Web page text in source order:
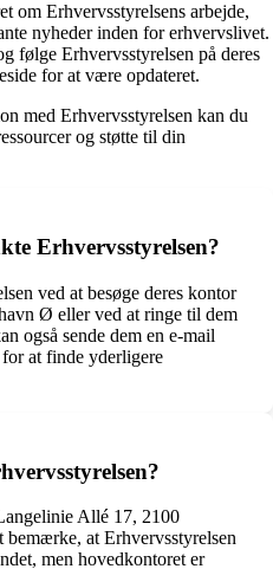
om Erhvervsstyrelsens arbejde,
nyheder inden for erhvervslivet.
følge Erhvervsstyrelsen på deres
for at være opdateret.
med Erhvervsstyrelsen kan du
og støtte til din
Erhvervsstyrelsen?
ved at besøge deres kontor
Ø eller ved at ringe til dem
også sende dem en e-mail
for at finde yderligere
Allé 17, 2100
at Erhvervsstyrelsen
men hovedkontoret er